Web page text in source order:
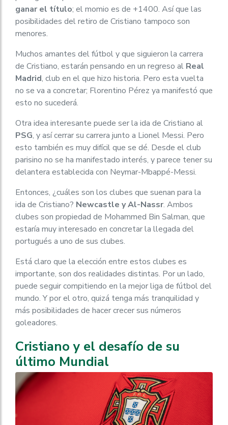
ganar el título; el momio es de +1400. Así que las
posibilidades del retiro de Cristiano tampoco son
menores.
Muchos amantes del fútbol y que siguieron la carrera
de Cristiano, estarán pensando en un regreso al Real
Madrid, club en el que hizo historia. Pero esta vuelta
no se va a concretar; Florentino Pérez ya manifestó que
esto no sucederá.
Otra idea interesante puede ser la ida de Cristiano al
PSG, y así cerrar su carrera junto a Lionel Messi. Pero
esto también es muy difícil que se dé. Desde el club
parisino no se ha manifestado interés, y parece tener su
delantera establecida con Neymar-Mbappé-Messi.
Entonces, ¿cuáles son los clubes que suenan para la
ida de Cristiano? Newcastle y Al-Nassr. Ambos
clubes son propiedad de Mohammed Bin Salman, que
estaría muy interesado en concretar la llegada del
portugués a uno de sus clubes.
Está claro que la elección entre estos clubes es
importante, son dos realidades distintas. Por un lado,
puede seguir compitiendo en la mejor liga de fútbol del
mundo. Y por el otro, quizá tenga más tranquilidad y
más posibilidades de hacer crecer sus números
goleadores.
Cristiano y el desafío de su
último Mundial